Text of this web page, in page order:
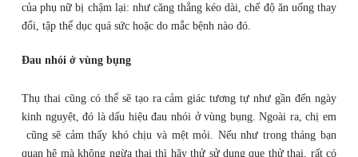
của phụ nữ bị chậm lại: như căng thẳng kéo dài, chế độ ăn uống thay
đổi, tập thể dục quá sức hoặc do mắc bệnh nào đó.
Đau nhói ở vùng bụng
Thụ thai cũng có thể sẽ tạo ra cảm giác tương tự như gần đến ngày
kinh nguyệt, đó là dấu hiệu đau nhói ở vùng bụng. Ngoài ra, chị em
cũng sẽ cảm thấy khó chịu và mệt mỏi. Nếu như trong tháng bạn
quan hệ mà không ngừa thai thì hãy thử sử dụng que thử thai, rất có